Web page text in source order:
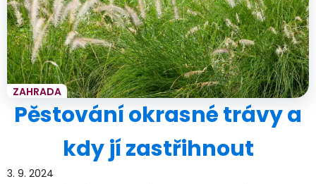
ZAHRADA
Pěstování okrasné trávy a
kdy jí zastřihnout
3. 9. 2024